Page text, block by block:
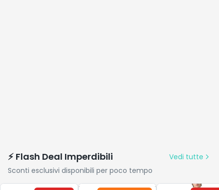
⚡ Flash Deal Imperdibili
Vedi tutte
Sconti esclusivi disponibili per poco tempo